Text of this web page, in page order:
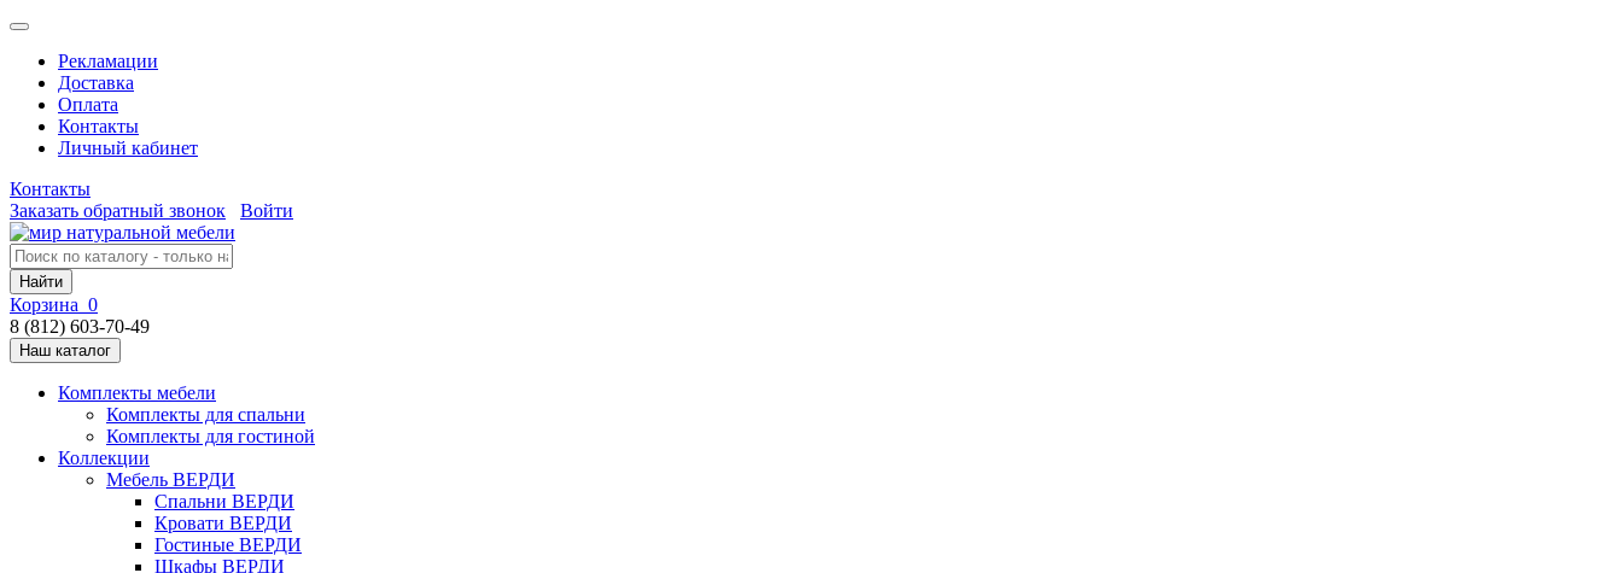
Рекламации
Доставка
Оплата
Контакты
Личный кабинет
Контакты
Заказать обратный звонок
Войти
Найти
Корзина 0
8 (812) 603-70-49
Наш каталог
Комплекты мебели
Комплекты для спальни
Комплекты для гостиной
Коллекции
Мебель ВЕРДИ
Спальни ВЕРДИ
Кровати ВЕРДИ
Гостиные ВЕРДИ
Шкафы ВЕРДИ